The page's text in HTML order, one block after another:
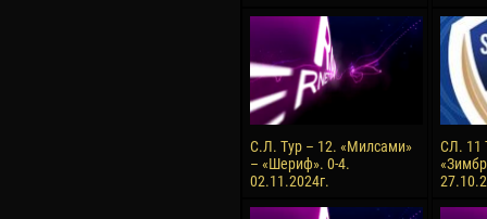
С.Л. Тур – 12. «Милсами»
– «Шериф». 0-4.
02.11.2024г.
СЛ. 11